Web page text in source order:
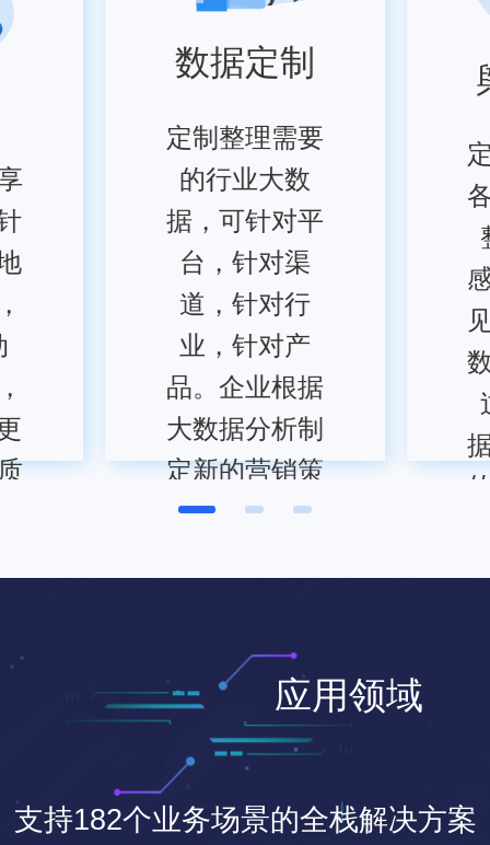
数据定制
定制整理需要
的行业大数
据，可针对平
台，针对渠
道，针对行
业，针对产
品。企业根据
大数据分析制
定新的营销策
略，提升KPI
应用领域
支持182个业务场景的全栈解决方案